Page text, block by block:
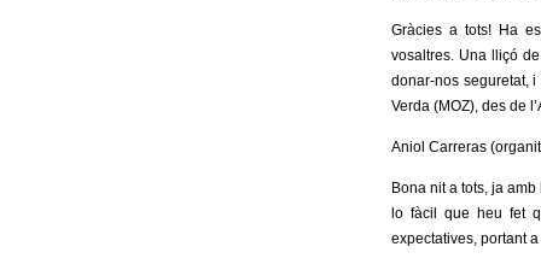
Gràcies a tots! Ha
vosaltres. Una lliçó
donar-nos seguretat,
Verda (MOZ), des de
Aniol Carreras
Bona nit a tots, ja
lo fàcil que heu fet
expectatives, portant